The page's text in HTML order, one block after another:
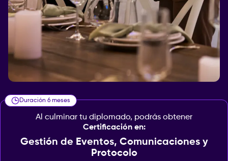
Duración 6 meses
Al culminar tu diplomado, podrás obtener
Certificación en:
Gestión de Eventos, Comunicaciones y
Protocolo